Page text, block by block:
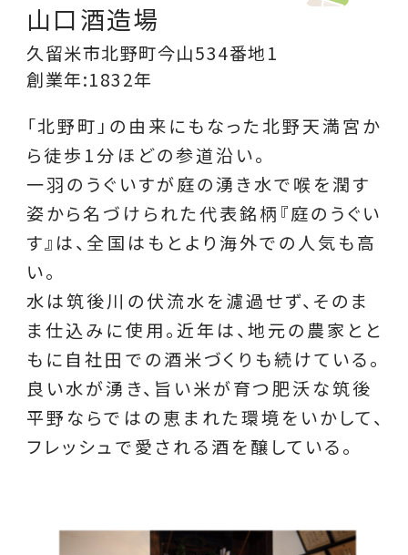
山口酒造場
久留米市北野町今山534番地1
創業年:1832年
「北野町」の由来にもなった北野天満宮か
ら徒歩1分ほどの参道沿い。
一羽のうぐいすが庭の湧き水で喉を潤す
姿から名づけられた代表銘柄『庭のうぐい
す』は、全国はもとより海外での人気も高
い。
水は筑後川の伏流水を濾過せず、そのま
ま仕込みに使用。近年は、地元の農家とと
もに自社田での酒米づくりも続けている。
良い水が湧き、旨い米が育つ肥沃な筑後
平野ならではの恵まれた環境をいかして、
フレッシュで愛される酒を醸している。